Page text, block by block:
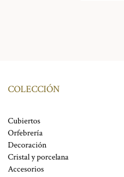
COLECCIÓN
Cubiertos
Orfebrería
Decoración
Cristal y porcelana
Accesorios